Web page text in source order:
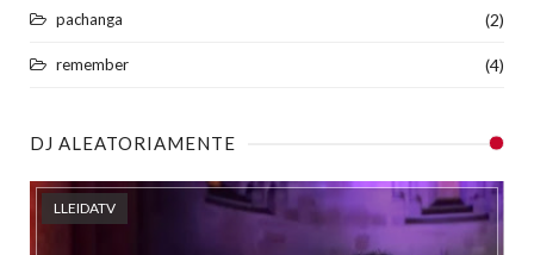
pachanga (2)
remember (4)
DJ ALEATORIAMENTE
LLEIDATV